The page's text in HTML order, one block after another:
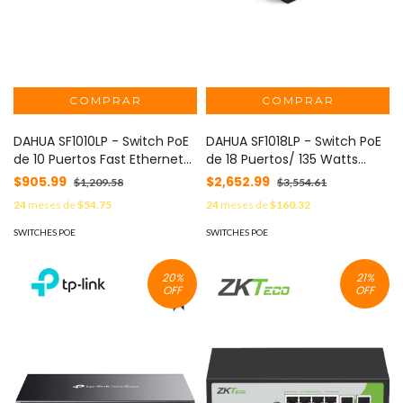
DAHUA SF1010LP - Switch PoE
de 10 Puertos Fast Ethernet/
8 Puertos PoE 10/100 / 65
Watts Totales / 2 Puertos
Uplink RJ-45/ PoE watchdog/
Hasta 250 metros/ Switching
Descargas
$905.99 $1,209.58
24meses de$54.75
SWITCHES POE
DAHUA SF1018LP - Switch PoE
de 18 Puertos/ 135 Watts
Totales/ 16 Puertos PoE
10/100/ 2 Puertos Uplink
10/100/1000/ Switching 7.2
Gbps/ Compatible con
IEEE802.3at; Hi-PoE/ PoE
Hasta 250 Metros/ #LoNuevo
$2,652.99 $3,554.61
24meses de$160.32
SWITCHES POE
20%
OFF
21%
OFF